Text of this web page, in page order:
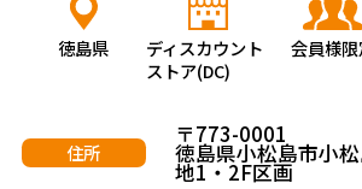
徳島県
ディスカウント
ストア(DC)
会員様限
住所
〒773-0001
徳島県小松島市小
地1・2F区画